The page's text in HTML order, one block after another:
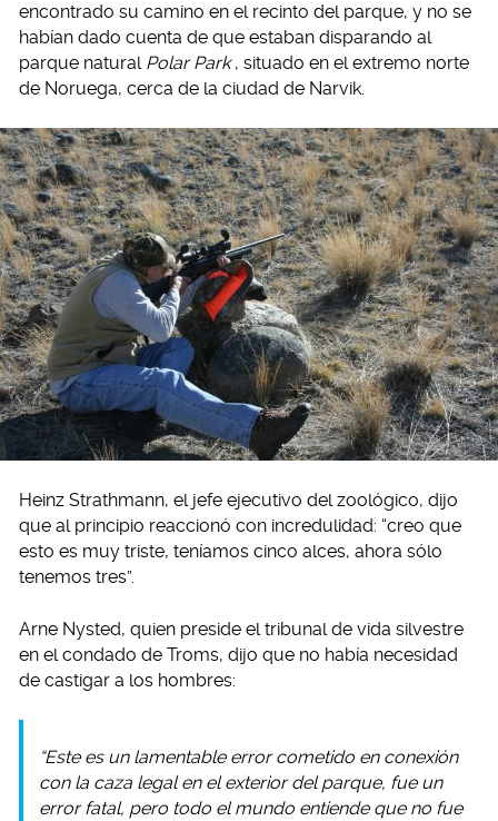
encontrado su camino en el recinto del parque, y no se
habían dado cuenta de que estaban disparando al
parque natural Polar Park , situado en el extremo norte
de Noruega, cerca de la ciudad de Narvik.
Heinz Strathmann, el jefe ejecutivo del zoológico, dijo
que al principio reaccionó con incredulidad: “creo que
esto es muy triste, teníamos cinco alces, ahora sólo
tenemos tres”.
Arne Nysted, quien preside el tribunal de vida silvestre
en el condado de Troms, dijo que no había necesidad
de castigar a los hombres:
“Este es un lamentable error cometido en conexión
con la caza legal en el exterior del parque, fue un
error fatal, pero todo el mundo entiende que no fue